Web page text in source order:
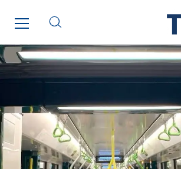
I.F.A.T
IDF Thermic
IFAT
Initiative Commune Connectée
Innovative City Pack
Inspa-Pumpenservice
ITB